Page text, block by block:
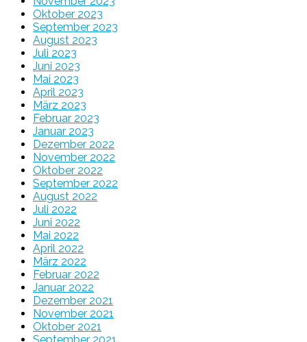
Oktober 2023
September 2023
August 2023
Juli 2023
Juni 2023
Mai 2023
April 2023
März 2023
Februar 2023
Januar 2023
Dezember 2022
November 2022
Oktober 2022
September 2022
August 2022
Juli 2022
Juni 2022
Mai 2022
April 2022
März 2022
Februar 2022
Januar 2022
Dezember 2021
November 2021
Oktober 2021
September 2021